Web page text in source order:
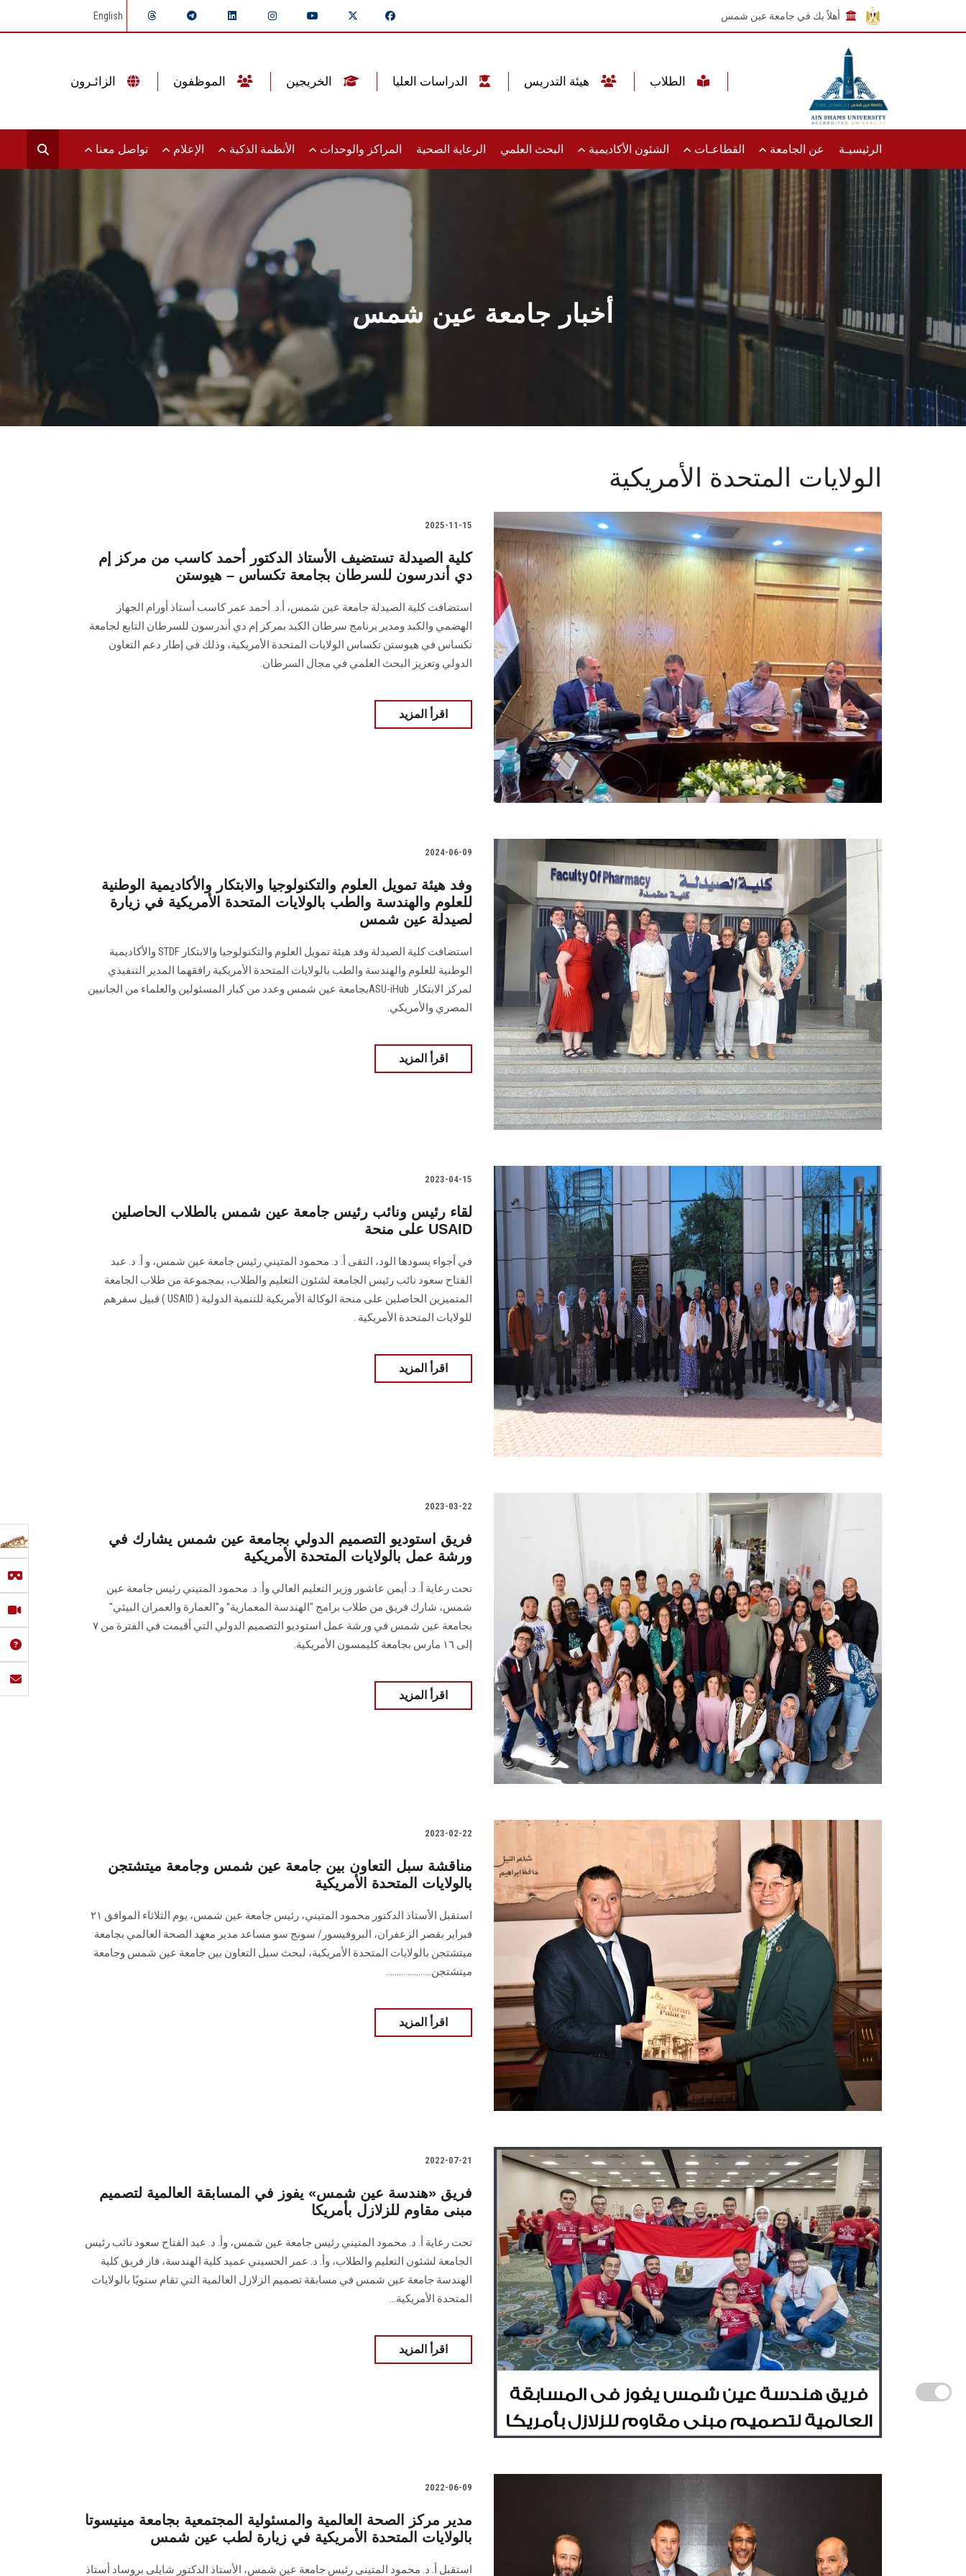
أهلاً بك في جامعة عين شمس English
الرئيسيـة عن الجامعة القطاعـات الشئون الأكاديمية البحث العلمي الرعاية الصحية المراكز والوحدات الأنظمة الذكية الإعلام تواصل معنا
أخبار جامعة عين شمس
الولايات المتحدة الأمريكية
2025-11-15
كلية الصيدلة تستضيف الأستاذ الدكتور أحمد كاسب من مركز إم
دي أندرسون للسرطان بجامعة تكساس – هيوستن
استضافت كلية الصيدلة جامعة عين شمس، أ.د. أحمد عمر كاسب أستاذ أورام الجهاز
الهضمي والكبد ومدير برنامج سرطان الكبد بمركز إم دي أندرسون للسرطان التابع لجامعة
تكساس في هيوستن تكساس الولايات المتحدة الأمريكية، وذلك في إطار دعم التعاون
الدولي وتعزيز البحث العلمي في مجال السرطان.
اقرأ المزيد
2024-06-09
وفد هيئة تمويل العلوم والتكنولوجيا والابتكار والأكاديمية الوطنية
للعلوم والهندسة والطب بالولايات المتحدة الأمريكية في زيارة
لصيدلة عين شمس
استضافت كلية الصيدلة وفد هيئة تمويل العلوم والتكنولوجيا والابتكار‎ STDF ‎والأكاديمية
الوطنية للعلوم والهندسة والطب بالولايات المتحدة الأمريكية رافقهما ‏المدير التنفيذي
لمركز الابتكار ASU-iHub ‎بجامعة عين شمس وعدد من كبار ‏المسئولين والعلماء من الجانبين
المصري والأمريكي‎.‎
اقرأ المزيد
2023-04-15
لقاء رئيس ونائب رئيس جامعة عين شمس بالطلاب الحاصلين
على منحة USAID
في أجواء يسودها الود، التقى أ. د. محمود المتيني رئيس جامعة عين شمس، و أ. د. عبد
الفتاح سعود نائب رئيس الجامعة لشئون التعليم والطلاب، بمجموعة من طلاب الجامعة
المتميزين الحاصلين على منحة الوكالة الأمريكية للتنمية الدولية ( USAID ) قبيل سفرهم
للولايات المتحدة الأمريكية .
اقرأ المزيد
2023-03-22
فريق استوديو التصميم الدولي بجامعة عين شمس يشارك في
ورشة عمل بالولايات المتحدة الأمريكية
تحت رعاية أ. د. أيمن عاشور وزير التعليم العالي وأ. د. محمود المتيني رئيس جامعة عين
شمس، شارك فريق من طلاب برامج "الهندسة المعمارية" و"العمارة والعمران البيئي"
بجامعة عين شمس في ورشة عمل استوديو التصميم الدولي التي أقيمت في الفترة من ٧
إلى ١٦ مارس بجامعة كليمسون الأمريكية.
اقرأ المزيد
2023-02-22
مناقشة سبل التعاون بين جامعة عين شمس وجامعة ميتشتجن
بالولايات المتحدة الأمريكية
استقبل الأستاذ الدكتور محمود المتيني، رئيس جامعة عين شمس، يوم الثلاثاء الموافق ٢١
فبراير بقصر الزعفران، البروفيسور/ سونج سو مساعد مدير معهد الصحة العالمي بجامعة
ميتشتجن بالولايات المتحدة الأمريكية، لبحث سبل التعاون بين جامعة عين شمس وجامعة
ميتشتجن.....................
اقرأ المزيد
2022-07-21
فريق «هندسة عين شمس» يفوز في المسابقة العالمية لتصميم
مبنى مقاوم للزلازل بأمريكا
تحت رعاية أ. د. محمود المتيني رئيس جامعة عين شمس، وأ. د. عبد الفتاح سعود نائب رئيس
الجامعة لشئون التعليم والطلاب، وأ. د. عمر الحسيني عميد كلية الهندسة، فاز فريق كلية
الهندسة جامعة عين شمس في مسابقة تصميم الزلازل العالمية التي تقام سنويًا بالولايات
المتحدة الأمريكية...
اقرأ المزيد
2022-06-09
مدير مركز الصحة العالمية والمسئولية المجتمعية بجامعة مينيسوتا
بالولايات المتحدة الأمريكية في زيارة لطب عين شمس
استقبل أ. د. محمود المتينى رئيس جامعة عين شمس، الأستاذ الدكتور شايلى بروساد أستاذ